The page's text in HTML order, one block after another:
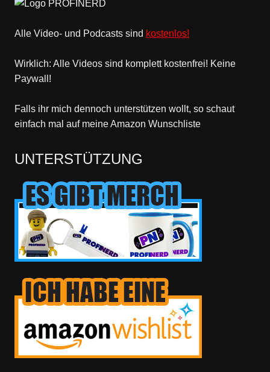
Alle Video- und Podcasts sind kostenlos!
Wirklich: Alle Videos sind komplett kostenfrei! Keine
Paywall!
Falls ihr mich dennoch unterstützen wollt, so schaut
einfach mal auf meine Amazon Wunschliste
UNTERSTÜTZUNG